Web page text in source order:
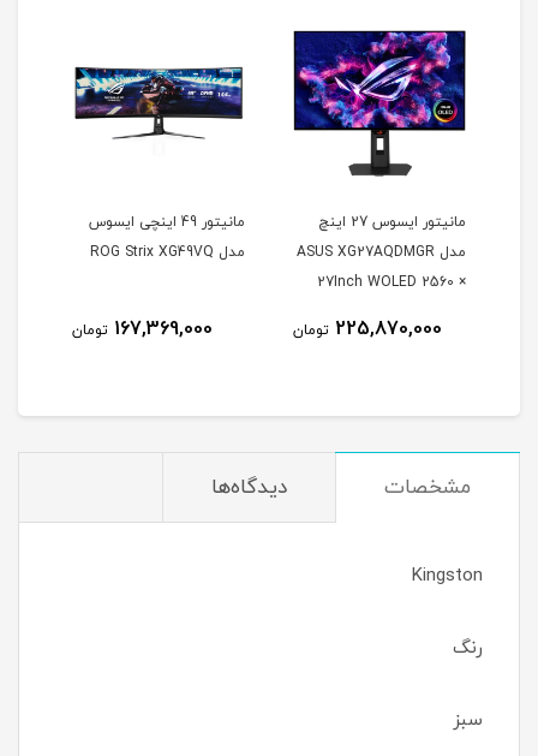
مانیتور ایسوس 27 اینچ
مدل ASUS XG27AQDMGR
27Inch WOLED 2560 ×
250Nits Matte ROG OLED
225,870,000 تومان
مانیتور 49 اینچی ایسوس
مدل ROG Strix XG49VQ
167,369,000 تومان
مشخصات دیدگاه‌ها
Kingston
رنگ
سبز